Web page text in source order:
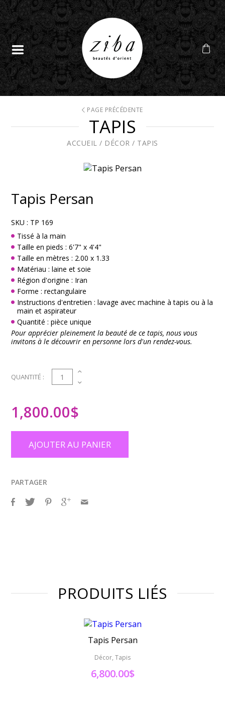
PAGE PRÉCÉDENTE
TAPIS
ACCUEIL / DÉCOR / TAPIS
Tapis Persan
SKU : TP 169
Tissé à la main
Taille en pieds : 6'7" x 4'4"
Taille en mètres : 2.00 x 1.33
Matériau : laine et soie
Région d'origine : Iran
Forme : rectangulaire
Instructions d'entretien : lavage avec machine à tapis ou à la
main et aspirateur
Quantité : pièce unique
Pour apprécier pleinement la beauté de ce tapis, nous vous
invitons à le découvrir en personne lors d'un rendez-vous.
QUANTITÉ : 1
1,800.00$
AJOUTER AU PANIER
PARTAGER
PRODUITS LIÉS
Tapis Persan
Décor, Tapis
6,800.00$